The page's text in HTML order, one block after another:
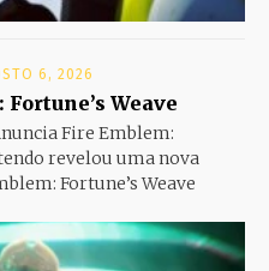
6, 2026
Weave
Fire Emblem:
revelou uma nova
Fortune’s Weave